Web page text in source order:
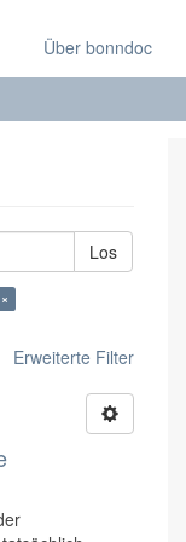
Über bonndoc
Los
Erweiterte Filter